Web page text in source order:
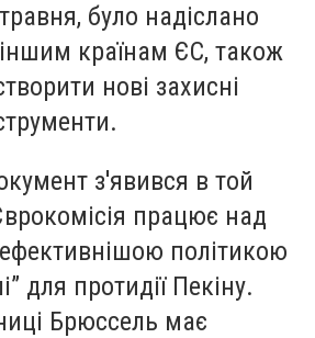
було надіслано
іншим країнам ЄС, також
нові захисні
з'явився в той
працює над
політикою
для протидії Пекіну.
Брюссель має